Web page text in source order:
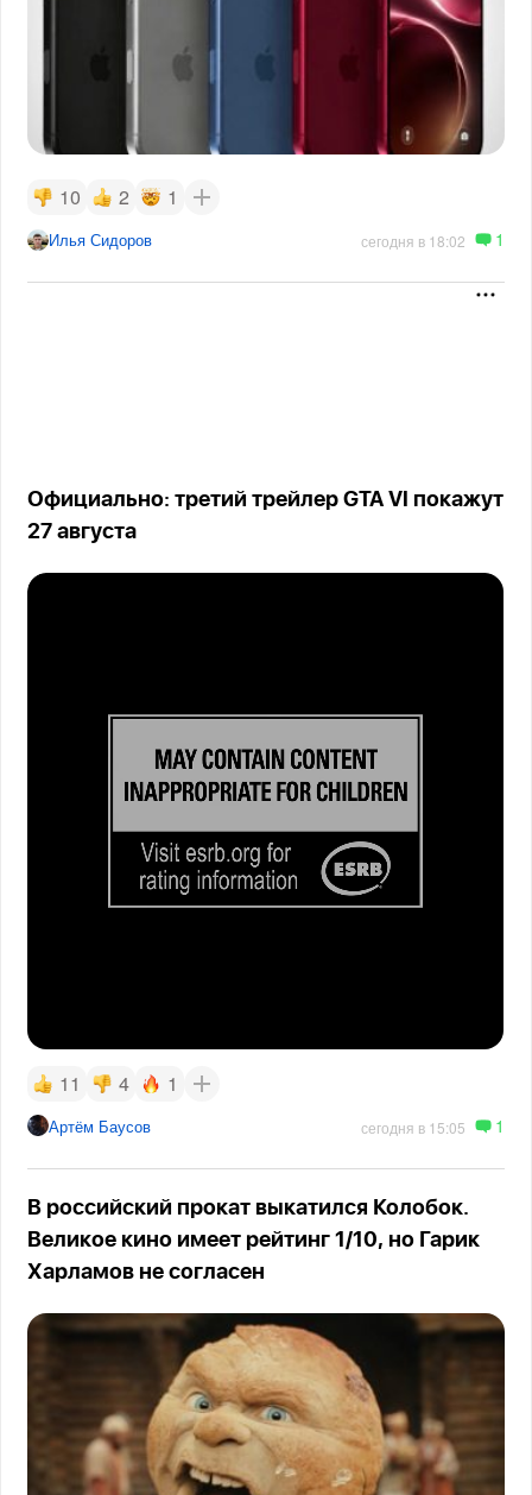
10 2 1
Илья Сидоров сегодня в 18:02 1
Официально: третий трейлер GTA VI покажут
27 августа
11 4 1
Артём Баусов сегодня в 15:05 1
В российский прокат выкатился Колобок.
Великое кино имеет рейтинг 1/10, но Гарик
Харламов не согласен